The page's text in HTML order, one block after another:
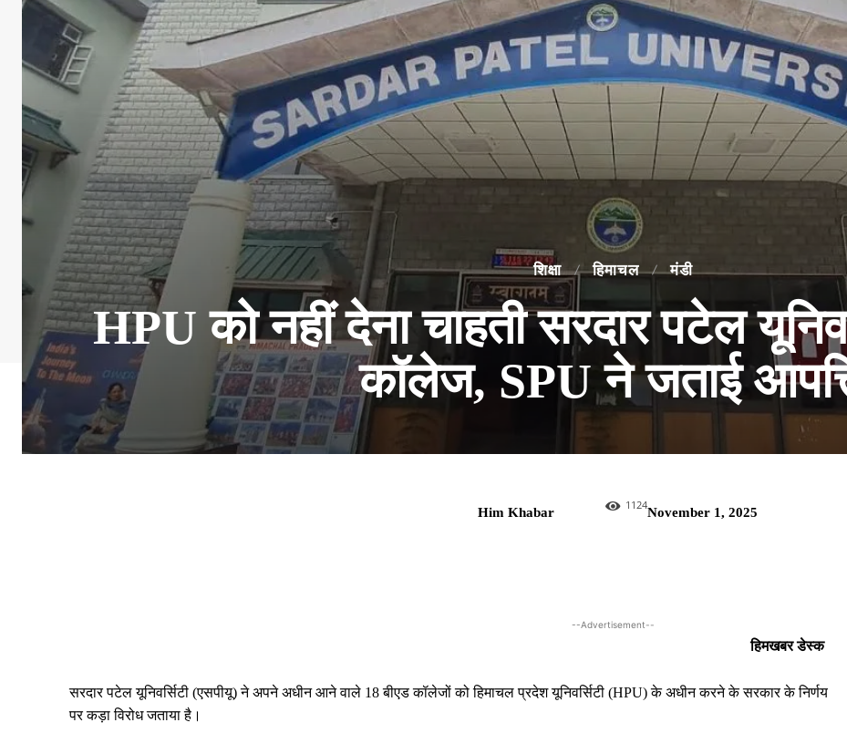
शिक्षा हिमाचल मंडी
HPU को नहीं देना चाहती सरदार पटेल
कॉलेज, SPU ने जताई
Him Khabar 1124
November 1, 2025
--Advertisement--
हिमखबर डेस्क
सरदार पटेल यूनिवर्सिटी (एसपीयू) ने अपने अधीन आने वाले 18 बीएड कॉलेजों को हिमाचल प्रदेश यूनिवर्सिटी (HPU) के अधीन करने के सरकार के निर्णय
पर कड़ा विरोध जताया है।